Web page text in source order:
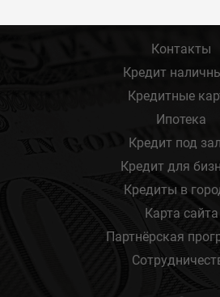
Контакты
Кредит
Кредитные
Ипотека
Кредит под
Кредит для
Кредиты в
Карта сайта
Партнёрская